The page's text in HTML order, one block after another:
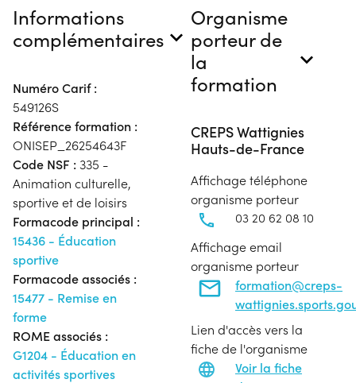
Informations
complémentaires
Numéro Carif :
549126S
Référence formation :
ONISEP_26254643F
Code NSF : 335 -
Animation culturelle,
sportive et de loisirs
Formacode principal :
15436 - Éducation
sportive
Formacode associés :
15477 - Remise en
forme
ROME associés :
G1204 - Éducation en
activités sportives
Organisme
porteur de
la
formation
CREPS Wattignies
Hauts-de-France
Affichage téléphone
organisme porteur
03 20 62 08 10
Affichage email
organisme porteur
formation@creps-
Lien d'accès vers la
fiche de l'organisme
Voir la fiche